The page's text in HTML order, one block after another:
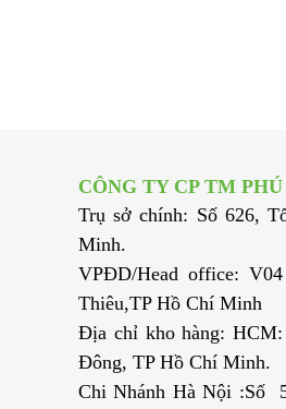
CÔNG TY CP TM
Trụ sở chính: Số 626,
Minh.
VPĐD/Head office:
Thiêu,TP Hồ Chí Minh
Địa chỉ kho hàng:
Đông, TP Hồ Chí Minh.
Chi Nhánh Hà Nội :Số